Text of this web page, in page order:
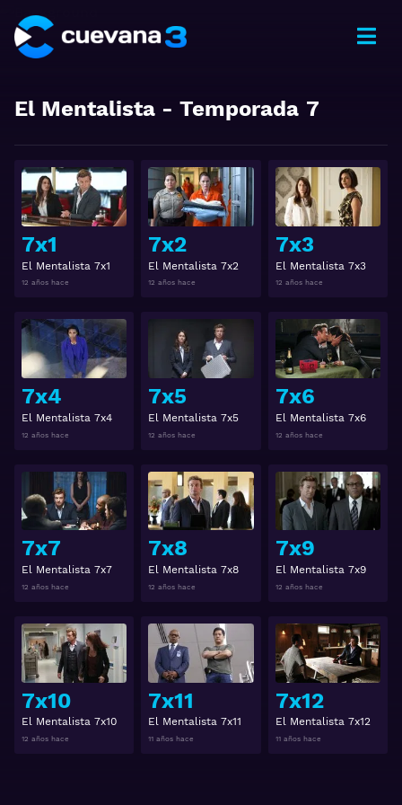
El Mentalista - Temporada 7
7x1
El Mentalista 7x1
12 años hace
Ver
7x2
El Mentalista 7x2
12 años hace
Ver
7x3
El Mentalista 7x3
12 años hace
7x4
El Mentalista 7x4
12 años hace
7x5
El Mentalista 7x5
12 años hace
Ver
7x6
El Mentalista 7x6
12 años hace
7x7
El Mentalista 7x7
12 años hace
Ver
7x8
El Mentalista 7x8
12 años hace
Ver
7x9
El Mentalista 7x9
12 años hace
7x10
El Mentalista 7x10
12 años hace
Ver
7x11
El Mentalista 7x11
11 años hace
Ver
7x12
El Mentalista 7x12
11 años hace